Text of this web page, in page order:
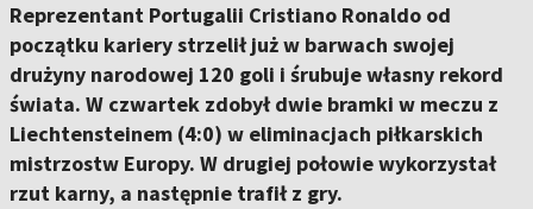
Reprezentant Portugalii Cristiano Ronaldo od
początku kariery strzelił już w barwach swojej
drużyny narodowej 120 goli i śrubuje własny rekord
świata. W czwartek zdobył dwie bramki w meczu z
Liechtensteinem (4:0) w eliminacjach piłkarskich
mistrzostw Europy. W drugiej połowie wykorzystał
rzut karny, a następnie trafił z gry.